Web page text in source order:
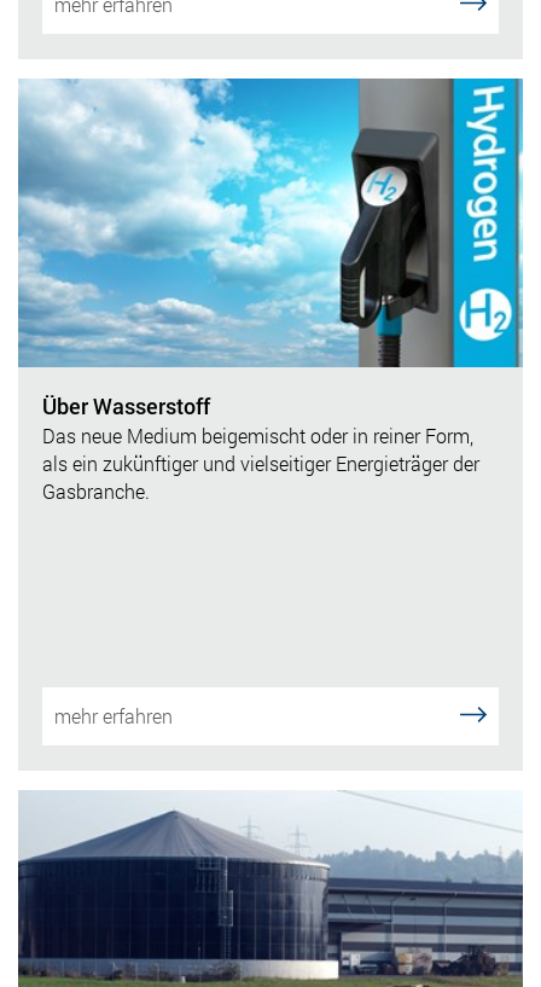
Über Wasserstoff
Das neue Medium beigemischt oder in reiner Form,
als ein zukünftiger und vielseitiger Energieträger der
Gasbranche.
mehr erfahren